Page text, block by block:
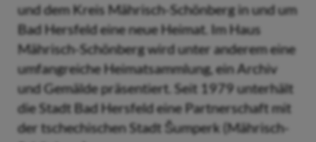
und dem Kreis Mährisch-Schönberg in und um
Bad Hersfeld eine neue Heimat. Im Haus
Mährisch-Schönberg wird unter anderem eine
umfangreiche Heimatsammlung, ein Archiv
und Gemälde präsentiert. Seit 1979 unterhält
die Stadt Bad Hersfeld eine Partnerschaft mit
der tschechischen Stadt Šumperk (Mährisch-